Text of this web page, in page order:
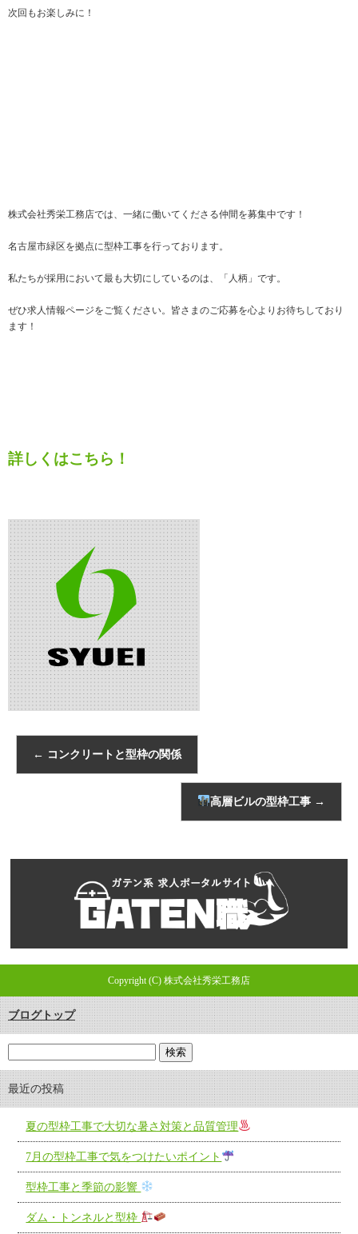
次回もお楽しみに！
株式会社秀栄工務店では、一緒に働いてくださる仲間を募集中です！
名古屋市緑区を拠点に型枠工事を行っております。
私たちが採用において最も大切にしているのは、「人柄」です。
ぜひ求人情報ページをご覧ください。皆さまのご応募を心よりお待ちしており
ます！
詳しくはこちら！
← コンクリートと型枠の関係
高層ビルの型枠工事 →
Copyright (C) 株式会社秀栄工務店
ブログトップ
最近の投稿
夏の型枠工事で大切な暑さ対策と品質管理
7月の型枠工事で気をつけたいポイント
型枠工事と季節の影響
ダム・トンネルと型枠